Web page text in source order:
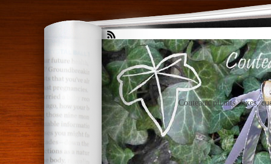
Couteaux pliants, fixes,